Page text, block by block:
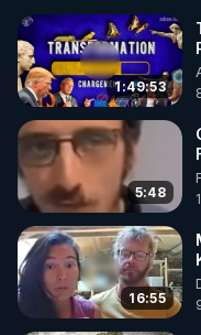
1:49:53
5:48
16:55